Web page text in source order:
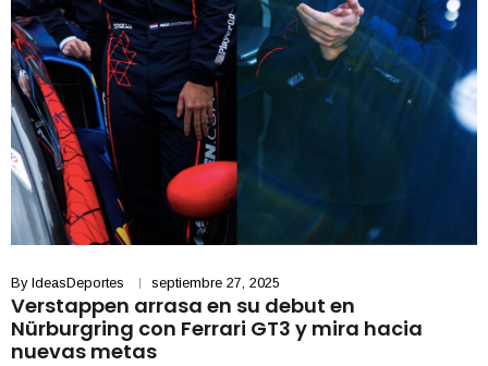
By IdeasDeportes septiembre 27, 2025
Verstappen arrasa en su debut en
Nürburgring con Ferrari GT3 y mira hacia
nuevas metas